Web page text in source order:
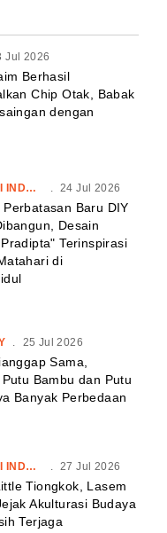
Jul 2026
Berhasil
Chip Otak, Babak
dengan
INSPIRASI INDONESIA 24 Jul 2026
Perbatasan Baru DIY
Desain
Terinspirasi
di
25 Jul 2026
Sama,
Bambu dan Putu
Banyak Perbedaan
INSPIRASI INDONESIA . 27 Jul 2026
Tiongkok, Lasem
Akulturasi Budaya
Terjaga